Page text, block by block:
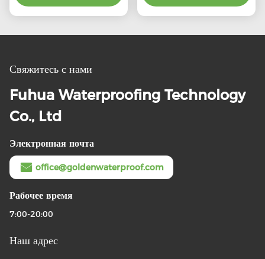
стены ванной комнаты
традиционном стиле
бассейн Линеры для
Свяжитесь с нами
Fuhua Waterproofing Technology
Co., Ltd
Электронная почта
office@goldenwaterproof.com
Рабочее время
7:00-20:00
Наш адрес